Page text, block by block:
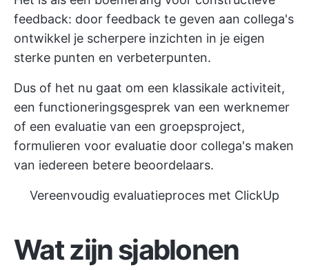
feedback: door feedback te geven aan collega's
ontwikkel je scherpere inzichten in je eigen
sterke punten en verbeterpunten.
Dus of het nu gaat om een klassikale activiteit,
een functioneringsgesprek van een werknemer
of een evaluatie van een groepsproject,
formulieren voor evaluatie door collega's maken
van iedereen betere beoordelaars.
Vereenvoudig evaluatieproces met ClickUp
Wat zijn sjablonen